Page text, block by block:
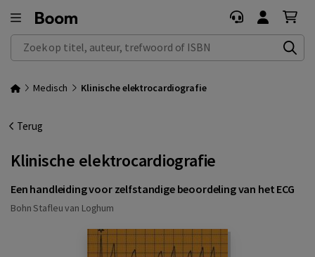
Zoek op titel, auteur, trefwoord of ISBN
Medisch Klinische elektrocardiografie
Terug
Klinische elektrocardiografie
Een handleiding voor zelfstandige beoordeling van het ECG
Bohn Stafleu van Loghum